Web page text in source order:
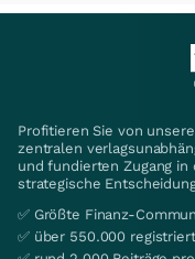
Profitieren Sie von
zentralen
und fundierten Zugang
strategische
✅ Größte Finanz-
✅ über 550.000